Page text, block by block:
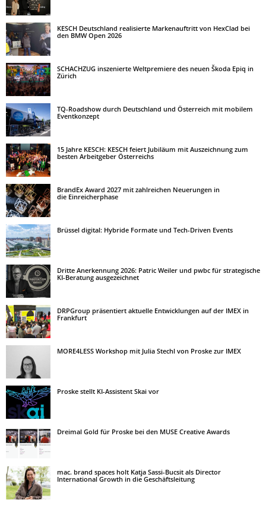
KESCH Deutschland realisierte Markenauftritt von HexClad bei
den BMW Open 2026
SCHACHZUG inszenierte Weltpremiere des neuen Škoda Epiq in
Zürich
TQ-Roadshow durch Deutschland und Österreich mit mobilem
Eventkonzept
15 Jahre KESCH: KESCH feiert Jubiläum mit Auszeichnung zum
besten Arbeitgeber Österreichs
BrandEx Award 2027 mit zahlreichen Neuerungen in
die Einreicherphase
Brüssel digital: Hybride Formate und Tech-Driven Events
Dritte Anerkennung 2026: Patric Weiler und pwbc für strategische
KI-Beratung ausgezeichnet
DRPGroup präsentiert aktuelle Entwicklungen auf der IMEX in
Frankfurt
MORE4LESS Workshop mit Julia Stechl von Proske zur IMEX
Proske stellt KI-Assistent Skai vor
Dreimal Gold für Proske bei den MUSE Creative Awards
mac. brand spaces holt Katja Sassi-Bucsit als Director
International Growth in die Geschäftsleitung